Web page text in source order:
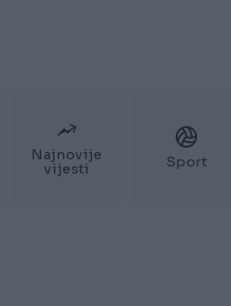
Najnovije
vijesti
Sport